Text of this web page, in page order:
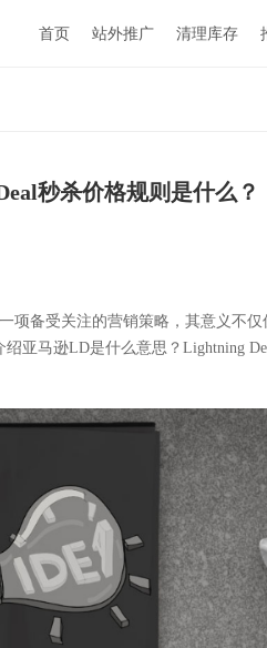
首页 站外推广 清理库存
秒杀价格规则是什么？
项备受关注的营销策略，其意义不
亚马逊LD是什么意思？Lightning